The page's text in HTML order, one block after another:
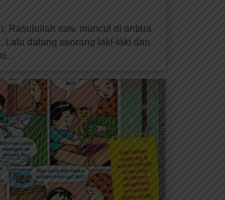
Rasulullah saw. muncul di antara
Lalu datang seorang laki-laki dan